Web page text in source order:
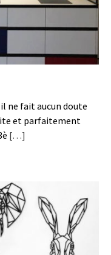
ne fait aucun doute
et parfaitement
[…]